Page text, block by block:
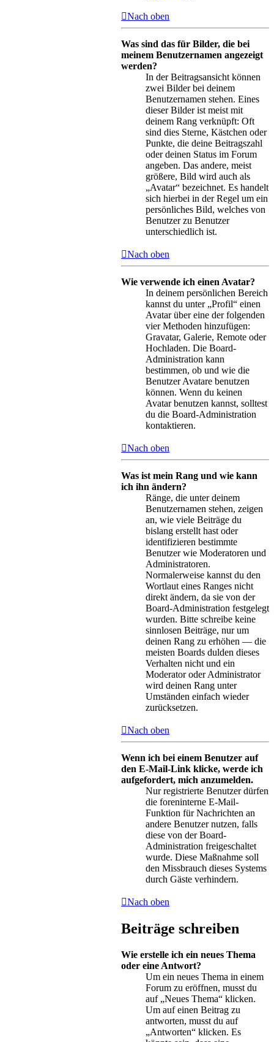
Nach oben
Was sind das für Bilder, die bei
meinem Benutzernamen angezeigt
werden?
In der Beitragsansicht können
zwei Bilder bei deinem
Benutzernamen stehen. Eines
dieser Bilder ist meist mit
deinem Rang verknüpft: Oft
sind dies Sterne, Kästchen oder
Punkte, die deine Beitragszahl
oder deinen Status im Forum
angeben. Das andere, meist
größere, Bild wird auch als
„Avatar“ bezeichnet. Es handelt
sich hierbei in der Regel um ein
persönliches Bild, welches von
Benutzer zu Benutzer
unterschiedlich ist.
Nach oben
Wie verwende ich einen Avatar?
In deinem persönlichen Bereich
kannst du unter „Profil“ einen
Avatar über eine der folgenden
vier Methoden hinzufügen:
Gravatar, Galerie, Remote oder
Hochladen. Die Board-
Administration kann
bestimmen, ob und wie die
Benutzer Avatare benutzen
können. Wenn du keinen
Avatar benutzen kannst, solltest
du die Board-Administration
kontaktieren.
Nach oben
Was ist mein Rang und wie kann
ich ihn ändern?
Ränge, die unter deinem
Benutzernamen stehen, zeigen
an, wie viele Beiträge du
bislang erstellt hast oder
identifizieren bestimmte
Benutzer wie Moderatoren und
Administratoren.
Normalerweise kannst du den
Wortlaut eines Ranges nicht
direkt ändern, da sie von der
Board-Administration festgelegt
wurden. Bitte schreibe keine
sinnlosen Beiträge, nur um
deinen Rang zu erhöhen — die
meisten Boards dulden dieses
Verhalten nicht und ein
Moderator oder Administrator
wird deinen Rang unter
Umständen einfach wieder
zurücksetzen.
Nach oben
Wenn ich bei einem Benutzer auf
den E-Mail-Link klicke, werde ich
aufgefordert, mich anzumelden.
Nur registrierte Benutzer dürfen
die foreninterne E-Mail-
Funktion für Nachrichten an
andere Benutzer nutzen, falls
diese von der Board-
Administration freigeschaltet
wurde. Diese Maßnahme soll
den Missbrauch dieses Systems
durch Gäste verhindern.
Nach oben
Beiträge schreiben
Wie erstelle ich ein neues Thema
oder eine Antwort?
Um ein neues Thema in einem
Forum zu eröffnen, musst du
auf „Neues Thema“ klicken.
Um auf einen Beitrag zu
antworten, musst du auf
„Antworten“ klicken. Es